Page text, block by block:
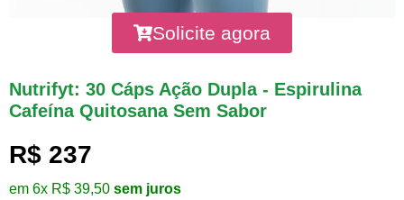
Solicite agora
Nutrifyt: 30 Cáps Ação Dupla - Espirulina
Cafeína Quitosana Sem Sabor
R$ 237
em 6x R$ 39,50 sem juros